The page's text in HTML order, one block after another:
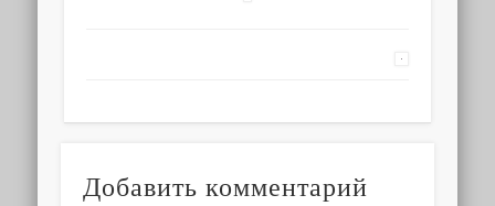
Добавить комментарий